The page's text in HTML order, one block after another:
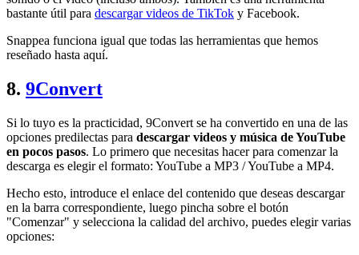
bastante útil para descargar videos de TikTok y Facebook.
Snappea funciona igual que todas las herramientas que hemos
reseñado hasta aquí.
8. 9Convert
Si lo tuyo es la practicidad, 9Convert se ha convertido en una de las
opciones predilectas para descargar videos y música de YouTube
en pocos pasos. Lo primero que necesitas hacer para comenzar la
descarga es elegir el formato: YouTube a MP3 / YouTube a MP4.
Hecho esto, introduce el enlace del contenido que deseas descargar
en la barra correspondiente, luego pincha sobre el botón
"Comenzar" y selecciona la calidad del archivo, puedes elegir varias
opciones: